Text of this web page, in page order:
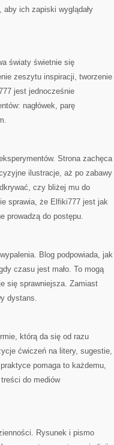
ich zapiski wyglądały
światy świetnie się
zeszytu inspiracji, tworzenie
jest jednocześnie
nagłówek, parę
Strona zachęca
ilustracje, aż po zabawy
czy bliżej mu do
sprawia, że Elfiki777 jest jak
prowadzą do postępu.
Blog podpowiada, jak
czasu jest mało. To mogą
się sprawniejsza. Zamiast
dystans.
którą da się od razu
ćwiczeń na litery, sugestie,
pomaga to każdemu,
do mediów
Rysunek i pismo